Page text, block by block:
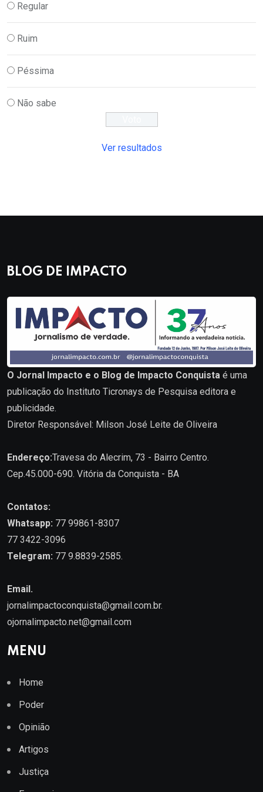
Regular
Ruim
Péssima
Não sabe
Ver resultados
BLOG DE IMPACTO
O Jornal Impacto e o Blog de Impacto Conquista é uma
publicação do Instituto Ticronays de Pesquisa editora e
publicidade.
Diretor Responsável: Milson José Leite de Oliveira
Endereço:Travesa do Alecrim, 73 - Bairro Centro.
Cep.45.000-690. Vitória da Conquista - BA
Contatos:
Whatsapp: 77 99861-8307
77 3422-3096
Telegram: 77 9.8839-2585.
Email.
jornalimpactoconquista@gmail.com.br.
ojornalimpacto.net@gmail.com
MENU
Home
Poder
Opinião
Artigos
Justiça